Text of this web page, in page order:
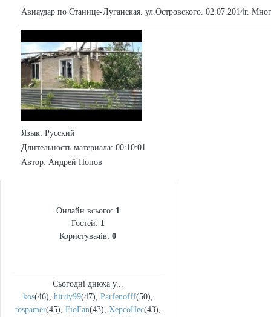
Авиаудар по Станице-Луганская. ул.Островского. 02.07.2014г.
Язык: Русский
Длительность материала: 00:10:01
Автор: Андрей Попов
Онлайн всього: 1
Гостей: 1
Користувачів: 0
Сьогодні днюха у...
kos(46), hitriy99(47), Parfenofff(50),
tospamer(45), FioFan(43), XepcoHec(43),